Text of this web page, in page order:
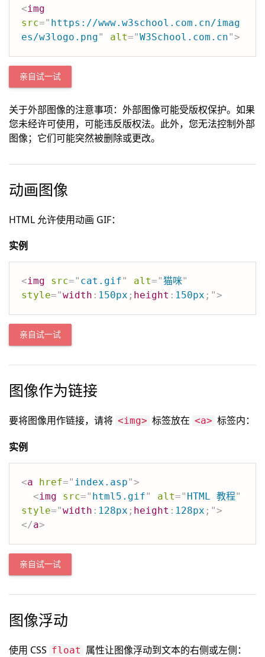
<img
src=" https://www.w3school.com.cn/imag
es/w3logo.png" alt="W3School.com.cn">
亲自试一试
关于外部图像的注意事项：外部图像可能受版权保护。如果
您未经许可使用，可能违反版权法。此外，您无法控制外部
图像；它们可能突然被删除或更改。
动画图像
HTML 允许使用动画 GIF：
实例
<img src=" cat.gif" alt="猫咪"
style="width : 150px ; height : 150px ; ">
亲自试一试
图像作为链接
要将图像用作链接，请将 <img> 标签放在 <a> 标签内：
实例
<a href=" index.asp">
<img src=" html5.gif" alt=" HTML 教程"
style="width : 128px ; height : 128px ; ">
</a>
亲自试一试
图像浮动
使用 CSS float 属性让图像浮动到文本的右侧或左侧：